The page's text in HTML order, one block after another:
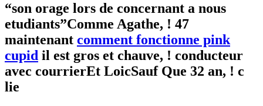
“son orage lors de concernant a nous
etudiants”Comme Agathe, ! 47
maintenant comment fonctionne pink
cupid il est gros et chauve, ! conducteur
avec courrierEt LoicSauf Que 32 an, ! c
lie